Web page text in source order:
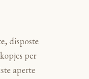
disposte
per
aperte